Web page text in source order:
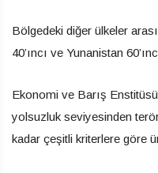
Bölgedeki diğer ülkeler
40’ıncı ve Yunanistan
Ekonomi ve Barış
yolsuzluk seviyesinden
kadar çeşitli kriterlere göre